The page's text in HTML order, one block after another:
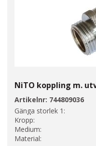
NiTO koppling m.
Artikelnr: 744809036
Gänga storlek 1:
Kropp:
Medium:
Material: